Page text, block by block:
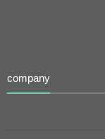
company